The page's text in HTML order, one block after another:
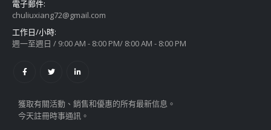
電子郵件:
chuliuxiang72@gmail.com
工作日/小時:
週一至週日 / 9:00 AM - 8:00 PM/ 8:00 AM - 8:00 PM
獲取有關活動、銷售和優惠的所有最新信息。
今天註冊時事通訊。